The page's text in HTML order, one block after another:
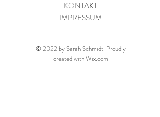
KONTAKT
IMPRESSUM
© 2022 by Sarah Schmidt. Proudly
created withWix.com